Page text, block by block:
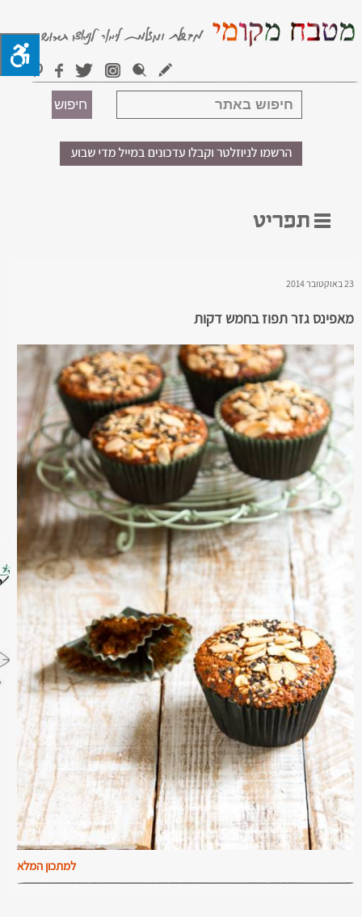
23 באוקטובר 2014
מאפינס גזר תפוז בחמש דקות
למתכון המלא